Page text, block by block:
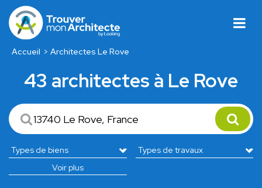
Accueil Architectes Le Rove
43 architectes à Le Rove
Voir plus